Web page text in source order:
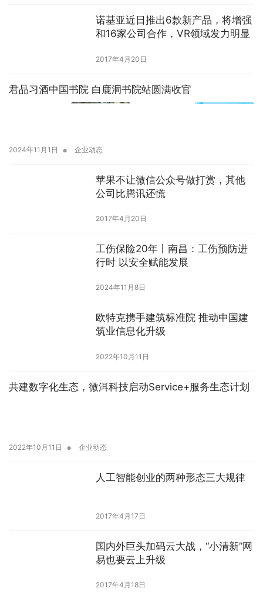
诺基亚近日推出6款新产品，将增强
和16家公司合作，VR领域发力明显
2017年4月20日
君品习酒中国书院 白鹿洞书院站圆满收官
2024年11月1日 • 企业动态
苹果不让微信公众号做打赏，其他
公司比腾讯还慌
2017年4月20日
工伤保险20年丨南昌：工伤预防进
行时 以安全赋能发展
2024年11月8日
欧特克携手建筑标准院 推动中国建
筑业信息化升级
2022年10月11日
共建数字化生态，微洱科技启动Service+服务生态计划
2022年10月11日 • 企业动态
人工智能创业的两种形态三大规律
2017年4月17日
国内外巨头加码云大战，“小清新”网
易也要云上升级
2017年4月18日